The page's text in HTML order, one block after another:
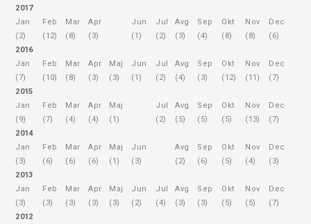
2017
Jan
(2)
Feb
(12)
Mar
(8)
Apr
(3)
Jun
(1)
Jul
(2)
Avg
(3)
Sep
(4)
Okt
(8)
Nov
(8)
Dec
(6)
2016
Jan
(7)
Feb
(10)
Mar
(8)
Apr
(3)
Maj
(3)
Jun
(1)
Jul
(2)
Avg
(4)
Sep
(3)
Okt
(12)
Nov
(11)
Dec
(7)
2015
Jan
(9)
Feb
(7)
Mar
(4)
Apr
(4)
Maj
(1)
Jul
(2)
Avg
(5)
Sep
(5)
Okt
(5)
Nov
(13)
Dec
(7)
2014
Jan
(3)
Feb
(6)
Mar
(6)
Apr
(6)
Maj
(1)
Jun
(3)
Avg
(2)
Sep
(6)
Okt
(5)
Nov
(4)
Dec
(3)
2013
Jan
(3)
Feb
(3)
Mar
(3)
Apr
(3)
Maj
(3)
Jun
(2)
Jul
(4)
Avg
(3)
Sep
(3)
Okt
(5)
Nov
(5)
Dec
(7)
2012